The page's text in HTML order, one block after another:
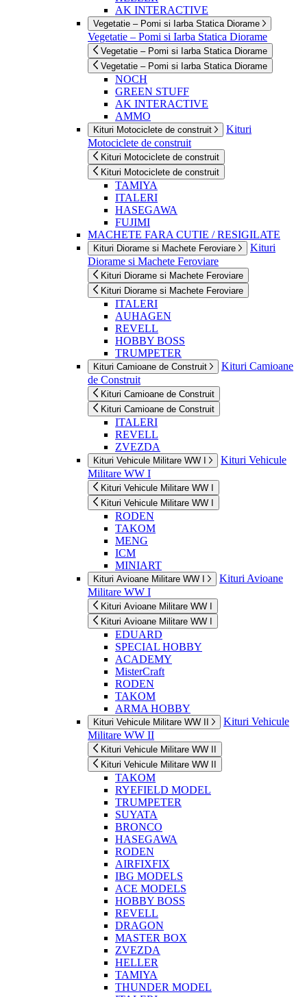
AK INTERACTIVE
Vegetatie – Pomi si Iarba Statica Diorame
Vegetatie – Pomi si Iarba Statica Diorame
Vegetatie – Pomi si Iarba Statica Diorame
Vegetatie – Pomi si Iarba Statica Diorame
NOCH
GREEN STUFF
AK INTERACTIVE
AMMO
Kituri Motociclete de construit
Kituri
Motociclete de construit
Kituri Motociclete de construit
Kituri Motociclete de construit
TAMIYA
ITALERI
HASEGAWA
FUJIMI
MACHETE FARA CUTIE / RESIGILATE
Kituri Diorame si Machete Feroviare
Kituri
Diorame si Machete Feroviare
Kituri Diorame si Machete Feroviare
Kituri Diorame si Machete Feroviare
ITALERI
AUHAGEN
REVELL
HOBBY BOSS
TRUMPETER
Kituri Camioane de Construit
Kituri Camioane
de Construit
Kituri Camioane de Construit
Kituri Camioane de Construit
ITALERI
REVELL
ZVEZDA
Kituri Vehicule Militare WW I
Kituri Vehicule
Militare WW I
Kituri Vehicule Militare WW I
Kituri Vehicule Militare WW I
RODEN
TAKOM
MENG
ICM
MINIART
Kituri Avioane Militare WW I
Kituri Avioane
Militare WW I
Kituri Avioane Militare WW I
Kituri Avioane Militare WW I
EDUARD
SPECIAL HOBBY
ACADEMY
MisterCraft
RODEN
TAKOM
ARMA HOBBY
Kituri Vehicule Militare WW II
Kituri Vehicule
Militare WW II
Kituri Vehicule Militare WW II
Kituri Vehicule Militare WW II
TAKOM
RYEFIELD MODEL
TRUMPETER
SUYATA
BRONCO
HASEGAWA
RODEN
AIRFIXFIX
IBG MODELS
ACE MODELS
HOBBY BOSS
REVELL
DRAGON
MASTER BOX
ZVEZDA
HELLER
TAMIYA
THUNDER MODEL